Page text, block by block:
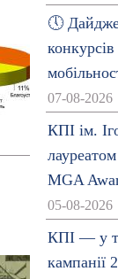
🕔
конкурсів
07-08-2026
КПІ ім.
MGA
05-08-2026
КПІ — у
кампанії